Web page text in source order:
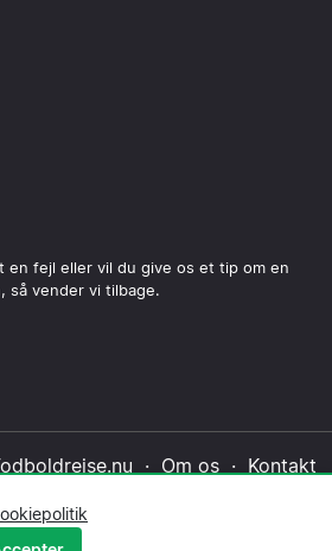
en fejl eller vil du give os et tip om en
så vender vi tilbage.
· Om os· Kontakt
politik